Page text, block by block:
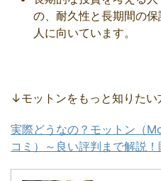
の、耐久性と長期間の
人に向いています。
↓モットンをもっと知りたい
実際どうなの？モットン（
コミ）～良い評判まで解説！